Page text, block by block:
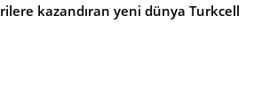
kazandıran yeni dünya Turkcell